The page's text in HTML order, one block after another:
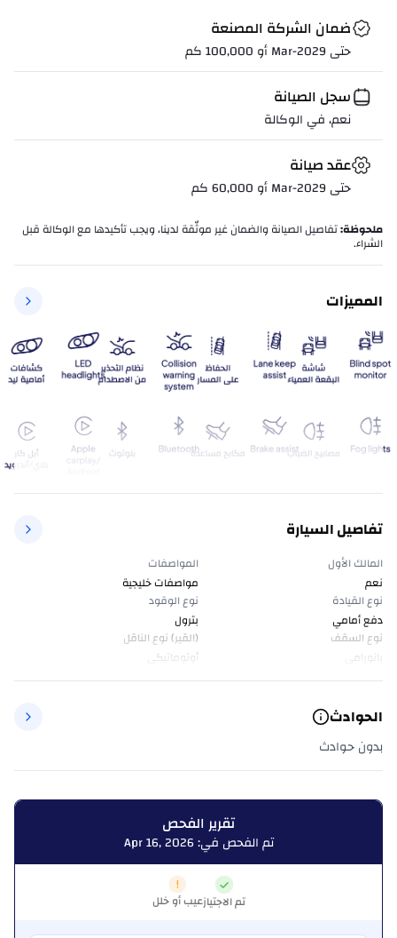
ضمان الشركة المصنعة
حتى Mar-2029 أو 100,000 كم
سجل الصيانة
نعم، في الوكالة
عقد صيانة
حتى Mar-2029 أو 60,000 كم
ملحوظة:تفاصيل الصيانة والضمان غير موثّقة لدينا، ويجب تأكيدها مع الوكالة قبل
الشراء.
المميزات
تفاصيل السيارة
المالك الأول
نعم
المواصفات
مواصفات خليجية
نوع القيادة
دفع أمامي
نوع الوقود
بترول
نوع السقف
بانورامي
(القير) نوع الناقل
أوتوماتيكي
الحوادث
بدون حوادث
تقرير الفحص
تم الفحص في: Apr 16, 2026
تم الاجتيازعيب أو خلل